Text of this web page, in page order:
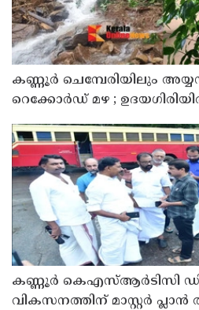
കണ്ണൂർ ചെമ്പേരിയിലും
റെക്കോർഡ് മഴ ;
കണ്ണൂർ കെഎസ്ആർടിസി
വികസനത്തിന് മാസ്റ്റർ പ്ലാൻ